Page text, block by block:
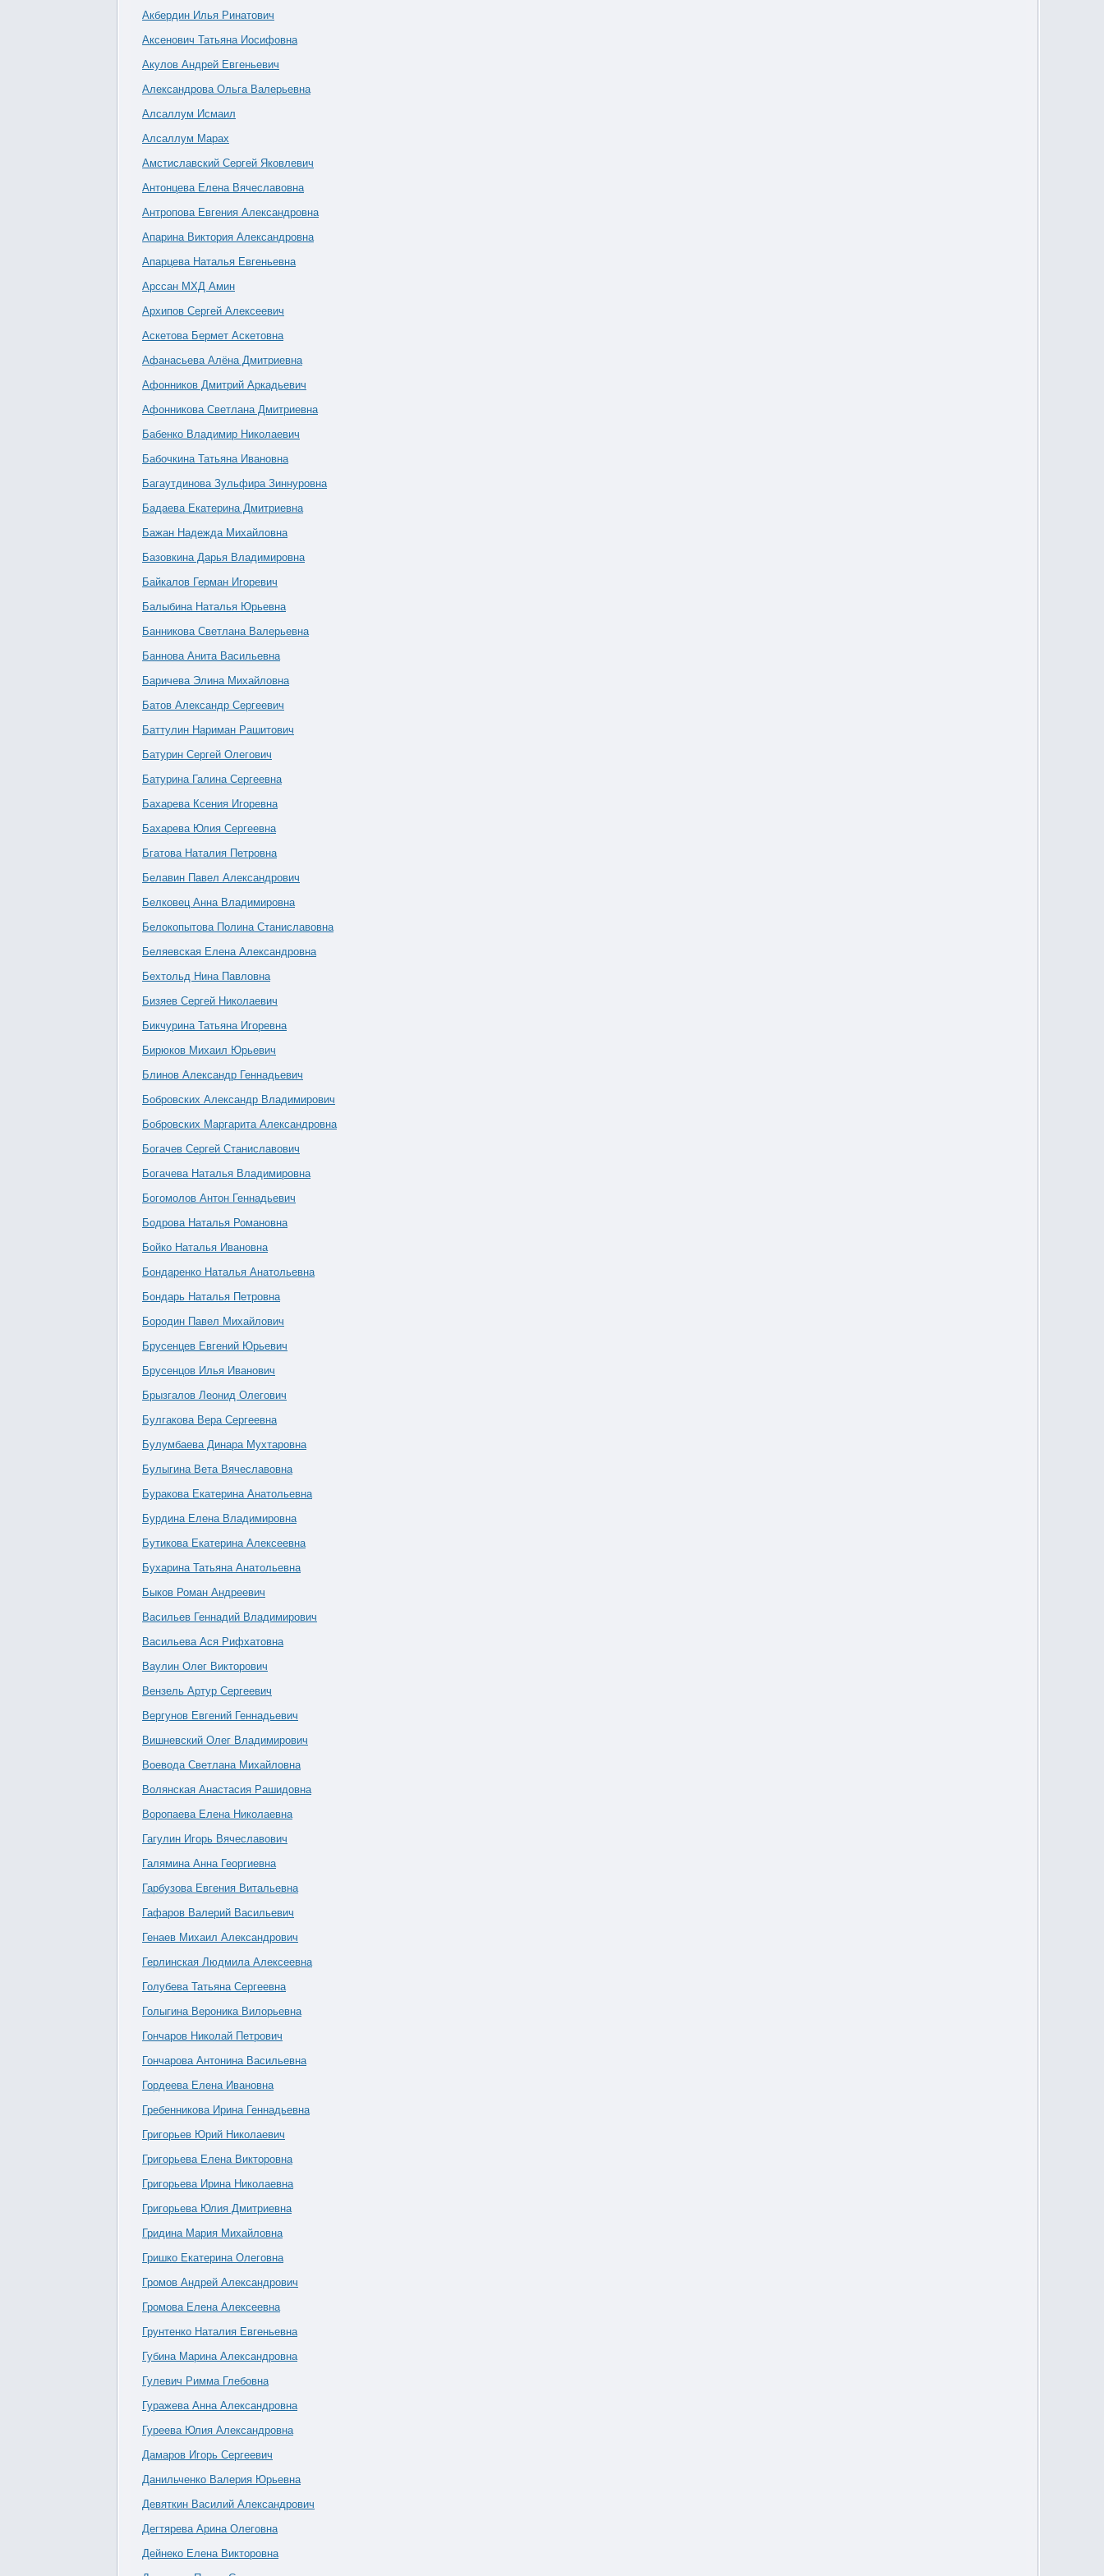
Акбердин Илья Ринатович
Аксенович Татьяна Иосифовна
Акулов Андрей Евгеньевич
Александрова Ольга Валерьевна
Алсаллум Исмаил
Алсаллум Марах
Амстиславский Сергей Яковлевич
Антонцева Елена Вячеславовна
Антропова Евгения Александровна
Апарина Виктория Александровна
Апарцева Наталья Евгеньевна
Арссан МХД Амин
Архипов Сергей Алексеевич
Аскетова Бермет Аскетовна
Афанасьева Алёна Дмитриевна
Афонников Дмитрий Аркадьевич
Афонникова Светлана Дмитриевна
Бабенко Владимир Николаевич
Бабочкина Татьяна Ивановна
Багаутдинова Зульфира Зиннуровна
Бадаева Екатерина Дмитриевна
Бажан Надежда Михайловна
Базовкина Дарья Владимировна
Байкалов Герман Игоревич
Балыбина Наталья Юрьевна
Банникова Светлана Валерьевна
Баннова Анита Васильевна
Баричева Элина Михайловна
Батов Александр Сергеевич
Баттулин Нариман Рашитович
Батурин Сергей Олегович
Батурина Галина Сергеевна
Бахарева Ксения Игоревна
Бахарева Юлия Сергеевна
Бгатова Наталия Петровна
Белавин Павел Александрович
Белковец Анна Владимировна
Белокопытова Полина Станиславовна
Беляевская Елена Александровна
Бехтольд Нина Павловна
Бизяев Сергей Николаевич
Бикчурина Татьяна Игоревна
Бирюков Михаил Юрьевич
Блинов Александр Геннадьевич
Бобровских Александр Владимирович
Бобровских Маргарита Александровна
Богачев Сергей Станиславович
Богачева Наталья Владимировна
Богомолов Антон Геннадьевич
Бодрова Наталья Романовна
Бойко Наталья Ивановна
Бондаренко Наталья Анатольевна
Бондарь Наталья Петровна
Бородин Павел Михайлович
Брусенцев Евгений Юрьевич
Брусенцов Илья Иванович
Брызгалов Леонид Олегович
Булгакова Вера Сергеевна
Булумбаева Динара Мухтаровна
Булыгина Вета Вячеславовна
Буракова Екатерина Анатольевна
Бурдина Елена Владимировна
Бутикова Екатерина Алексеевна
Бухарина Татьяна Анатольевна
Быков Роман Андреевич
Васильев Геннадий Владимирович
Васильева Ася Рифхатовна
Ваулин Олег Викторович
Вензель Артур Сергеевич
Вергунов Евгений Геннадьевич
Вишневский Олег Владимирович
Воевода Светлана Михайловна
Волянская Анастасия Рашидовна
Воропаева Елена Николаевна
Гагулин Игорь Вячеславович
Галямина Анна Георгиевна
Гарбузова Евгения Витальевна
Гафаров Валерий Васильевич
Генаев Михаил Александрович
Герлинская Людмила Алексеевна
Голубева Татьяна Сергеевна
Голыгина Вероника Вилорьевна
Гончаров Николай Петрович
Гончарова Антонина Васильевна
Гордеева Елена Ивановна
Гребенникова Ирина Геннадьевна
Григорьев Юрий Николаевич
Григорьева Елена Викторовна
Григорьева Ирина Николаевна
Григорьева Юлия Дмитриевна
Гридина Мария Михайловна
Гришко Екатерина Олеговна
Громов Андрей Александрович
Громова Елена Алексеевна
Грунтенко Наталия Евгеньевна
Губина Марина Александровна
Гулевич Римма Глебовна
Гуражева Анна Александровна
Гуреева Юлия Александровна
Дамаров Игорь Сергеевич
Данильченко Валерия Юрьевна
Девяткин Василий Александрович
Дегтярева Арина Олеговна
Дейнеко Елена Викторовна